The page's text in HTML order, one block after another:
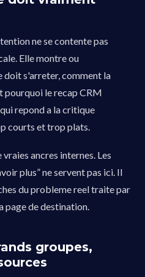
ne se contente pas
Elle montre ou
doit s'arreter, comment la
pourquoi le recap CRM
repond a la critique
courts et trop plats.
ancres internes. Les
plus” ne servent pas ici. Il
du probleme reel traite par
page de destination.
groupes,